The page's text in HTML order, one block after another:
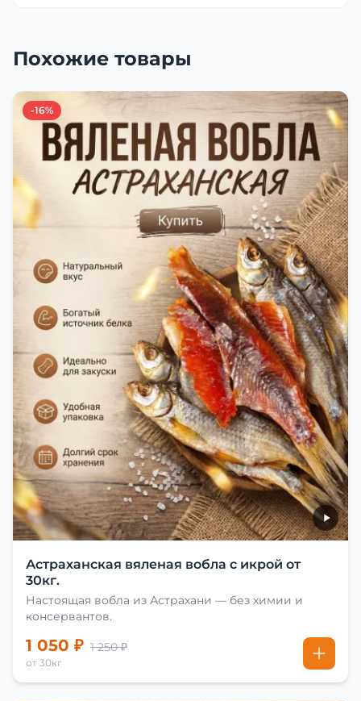
Похожие товары
-16%
Астраханская вяленая вобла с икрой от
30кг.
Настоящая вобла из Астрахани — без химии и
консервантов.
1 050 ₽ 1 250 ₽
от 30кг